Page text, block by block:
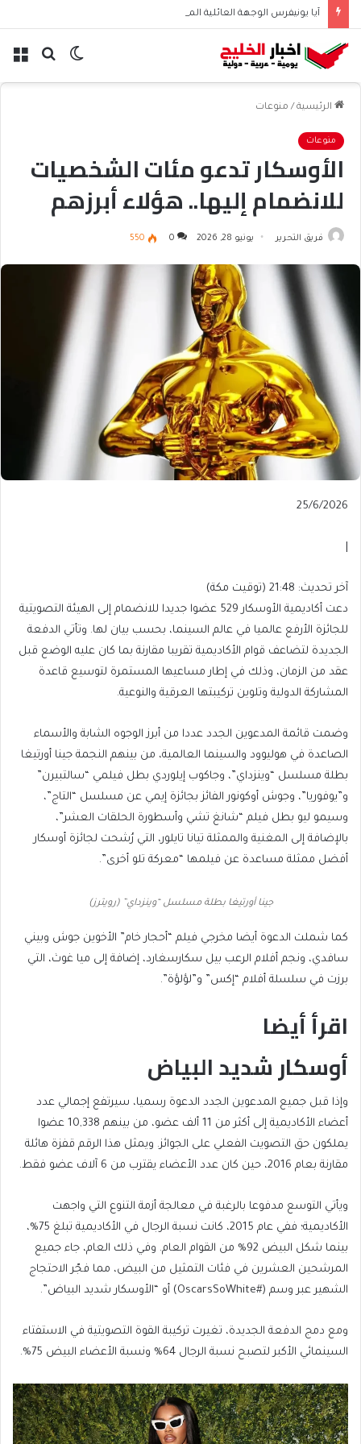
آيا يونيفرس الوجهة العائلية المثالية للترفيه والمغامرات
بحث الوضع
الرئيسية / منوعات
منوعات
الأوسكار تدعو مئات الشخصيات
للانضمام إليها.. هؤلاء أبرزهم
فريق التحرير يونيو 28, 2026 0
550
Published
25/6/2026
آخر
تحديث:
21:48
(توقيت
مكة)
آخر تحديث: 21:48 (توقيت مكة)
دعت أكاديمية الأوسكار 529 عضوا جديدا للانضمام إلى الهيئة التصويتية
للجائزة الأرفع عالميا في عالم السينما، بحسب بيان لها. وتأتي الدفعة
الجديدة لتضاعف قوام الأكاديمية تقريبا مقارنة بما كان عليه الوضع قبل
عقد من الزمان، وذلك في إطار مساعيها المستمرة لتوسيع قاعدة
المشاركة الدولية وتلوين تركيبتها العرقية والنوعية.
وضمت قائمة المدعوين الجدد عددا من أبرز الوجوه الشابة والأسماء
الصاعدة في هوليوود والسينما العالمية، من بينهم النجمة جينا أورتيغا
بطلة مسلسل “وينزداي”، وجاكوب إيلوردي بطل فيلمي “سالتبيرن”
و”يوفوريا”، وجوش أوكونور الفائز بجائزة إيمي عن مسلسل “التاج”،
وسيمو ليو بطل فيلم “شانغ تشي وأسطورة الحلقات العشر”،
بالإضافة إلى المغنية والممثلة تيانا تايلور، التي رُشحت لجائزة أوسكار
أفضل ممثلة مساعدة عن فيلمها “معركة تلو أخرى”.
جينا أورتيغا بطلة مسلسل “وينزداي” (رويترز)
كما شملت الدعوة أيضا مخرجي فيلم “أحجار خام” الأخوين جوش وبيني
سافدي، ونجم أفلام الرعب بيل سكارسغارد، إضافة إلى ميا غوث، التي
برزت في سلسلة أفلام “إكس” و”لؤلؤة”.
اقرأ أيضا
list
of
2
items
end
of
list
أوسكار شديد البياض
وإذا قبل جميع المدعوين الجدد الدعوة رسميا، سيرتفع إجمالي عدد
أعضاء الأكاديمية إلى أكثر من 11 ألف عضو، من بينهم 10,338 عضوا
يملكون حق التصويت الفعلي على الجوائز. ويمثل هذا الرقم قفزة هائلة
مقارنة بعام 2016، حين كان عدد الأعضاء يقترب من 6 آلاف عضو فقط.
ويأتي التوسع مدفوعا بالرغبة في معالجة أزمة التنوع التي واجهت
الأكاديمية؛ ففي عام 2015، كانت نسبة الرجال في الأكاديمية تبلغ 75%،
بينما شكل البيض 92% من القوام العام. وفي ذلك العام، جاء جميع
المرشحين العشرين في فئات التمثيل من البيض، مما فجّر الاحتجاج
الشهير عبر وسم (#OscarsSoWhite) أو “الأوسكار شديد البياض”.
ومع دمج الدفعة الجديدة، تغيرت تركيبة القوة التصويتية في الاستفتاء
السينمائي الأكبر لتصبح نسبة الرجال 64% ونسبة الأعضاء البيض 75%.